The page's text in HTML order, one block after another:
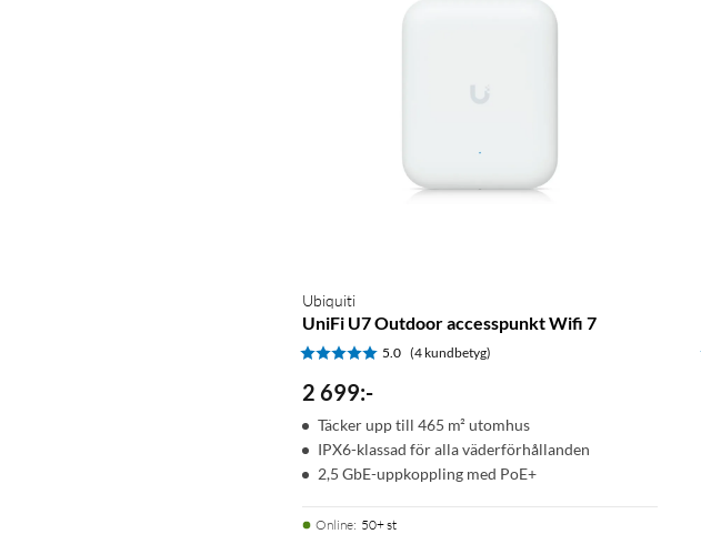
Ubiquiti
UniFi U7 Outdoor accesspunkt Wifi 7
5.0 (4 kundbetyg)
2 699:-
Täcker upp till 465 m² utomhus
IPX6-klassad för alla väderförhållanden
2,5 GbE-uppkoppling med PoE+
Online: 50+ st